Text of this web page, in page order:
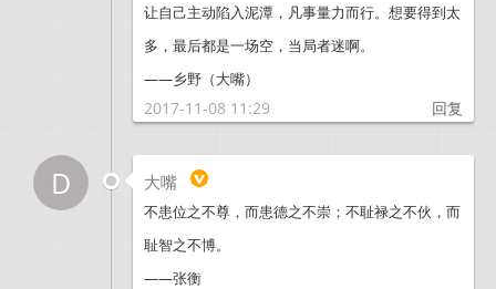
让自己主动陷入泥潭，凡事量力而行。想要得到太
多，最后都是一场空，当局者迷啊。
——乡野（大嘴）
2017-11-08 11:29 回复
D 大嘴
不患位之不尊，而患德之不崇；不耻禄之不伙，而
耻智之不博。
——张衡